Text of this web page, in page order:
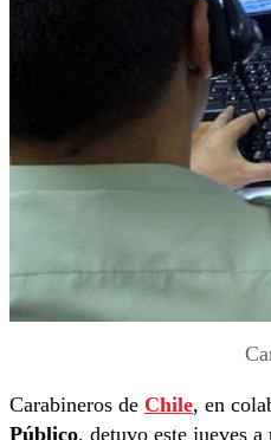
Carabineros de Chile, en
Público, detuvo este jueves a